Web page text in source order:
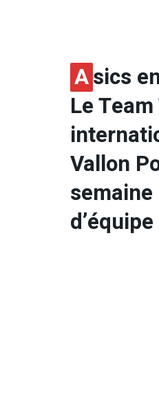
Asics
Le
Vallon